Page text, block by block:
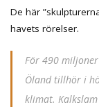
De här
havets rörelser.
För 490
Öland tillhör i
klimat.